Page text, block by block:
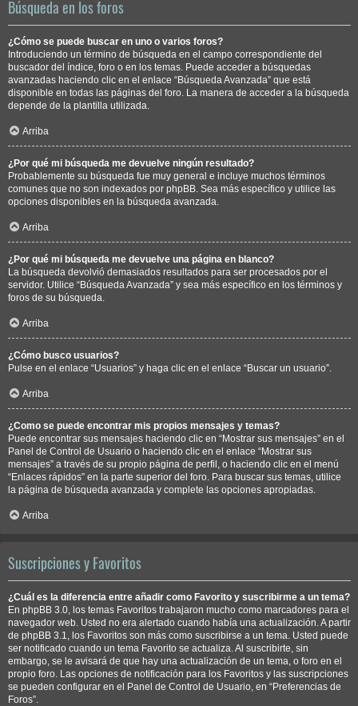
Búsqueda en los foros
¿Cómo se puede buscar en uno o varios foros?
Introduciendo un término de búsqueda en el campo correspondiente del
buscador del índice, foro o en los temas. Puede acceder a búsquedas
avanzadas haciendo clic en el enlace “Búsqueda Avanzada” que está
disponible en todas las páginas del foro. La manera de acceder a la búsqueda
depende de la plantilla utilizada.
Arriba
¿Por qué mi búsqueda me devuelve ningún resultado?
Probablemente su búsqueda fue muy general e incluye muchos términos
comunes que no son indexados por phpBB. Sea más específico y utilice las
opciones disponibles en la búsqueda avanzada.
Arriba
¿Por qué mi búsqueda me devuelve una página en blanco?
La búsqueda devolvió demasiados resultados para ser procesados por el
servidor. Utilice “Búsqueda Avanzada” y sea más específico en los términos y
foros de su búsqueda.
Arriba
¿Cómo busco usuarios?
Pulse en el enlace “Usuarios” y haga clic en el enlace “Buscar un usuario”.
Arriba
¿Como se puede encontrar mis propios mensajes y temas?
Puede encontrar sus mensajes haciendo clic en “Mostrar sus mensajes” en el
Panel de Control de Usuario o haciendo clic en el enlace “Mostrar sus
mensajes” a través de su propio página de perfil, o haciendo clic en el menú
“Enlaces rápidos” en la parte superior del foro. Para buscar sus temas, utilice
la página de búsqueda avanzada y complete las opciones apropiadas.
Arriba
Suscripciones y Favoritos
¿Cuál es la diferencia entre añadir como Favorito y suscribirme a un tema?
En phpBB 3.0, los temas Favoritos trabajaron mucho como marcadores para el
navegador web. Usted no era alertado cuando había una actualización. A partir
de phpBB 3.1, los Favoritos son más como suscribirse a un tema. Usted puede
ser notificado cuando un tema Favorito se actualiza. Al suscribirte, sin
embargo, se le avisará de que hay una actualización de un tema, o foro en el
propio foro. Las opciones de notificación para los Favoritos y las suscripciones
se pueden configurar en el Panel de Control de Usuario, en “Preferencias de
Foros”.